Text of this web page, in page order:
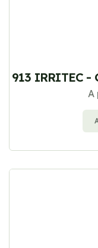
913 IRRITEC -
A